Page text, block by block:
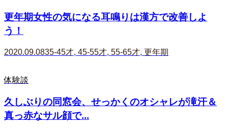
更年期女性の気になる耳鳴りは漢方で改善しよ
う！
2020.09.0835-45才, 45-55才, 55-65才, 更年期
体験談
久しぶりの同窓会、せっかくのオシャレが滝汗＆
真っ赤なサル顔で...